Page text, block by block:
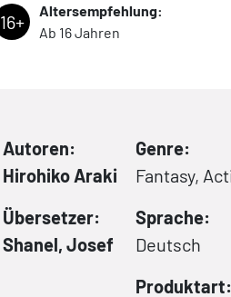
16+
Altersempfehlung:
Ab 16 Jahren
Autoren:
Hirohiko Araki
Übersetzer:
Shanel, Josef
Genre:
Fantasy,
Sprache:
Deutsch
Produktart: